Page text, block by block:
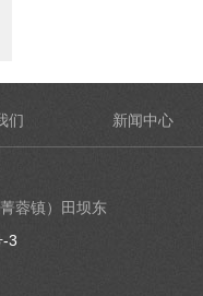
们 新闻中心
蓉镇）田坝东
3